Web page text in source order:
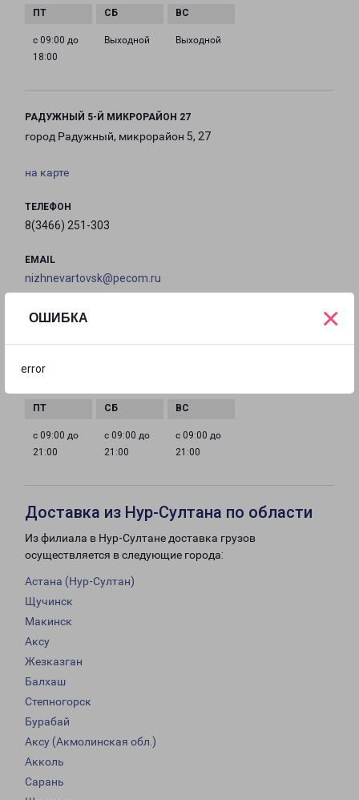
ОШИБКА
error
×
с 09:00 до
18:00
Выходной Выходной
РАДУЖНЫЙ 5-Й МИКРОРАЙОН 27
город Радужный, микрорайон 5, 27
на карте
ТЕЛЕФОН
8(3466) 251-303
EMAIL
nizhnevartovsk@pecom.ru
ГРАФИК РАБОТЫ
с 09:00 до
с 09:00 до
21:00
с 09:00 до
21:00
с 09:00 до
21:00
Доставка из Нур-Султана по области
Из филиала в Нур-Султане доставка грузов
осуществляется в следующие города:
Астана (Нур-Султан)
Щучинск
Макинск
Аксу
Жезказган
Балхаш
Степногорск
Бурабай
Аксу (Акмолинская обл.)
Акколь
Сарань